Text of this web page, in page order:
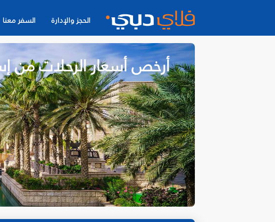
الحجز والإدارة السفر معنا
أرخص أسعار الرحلات من